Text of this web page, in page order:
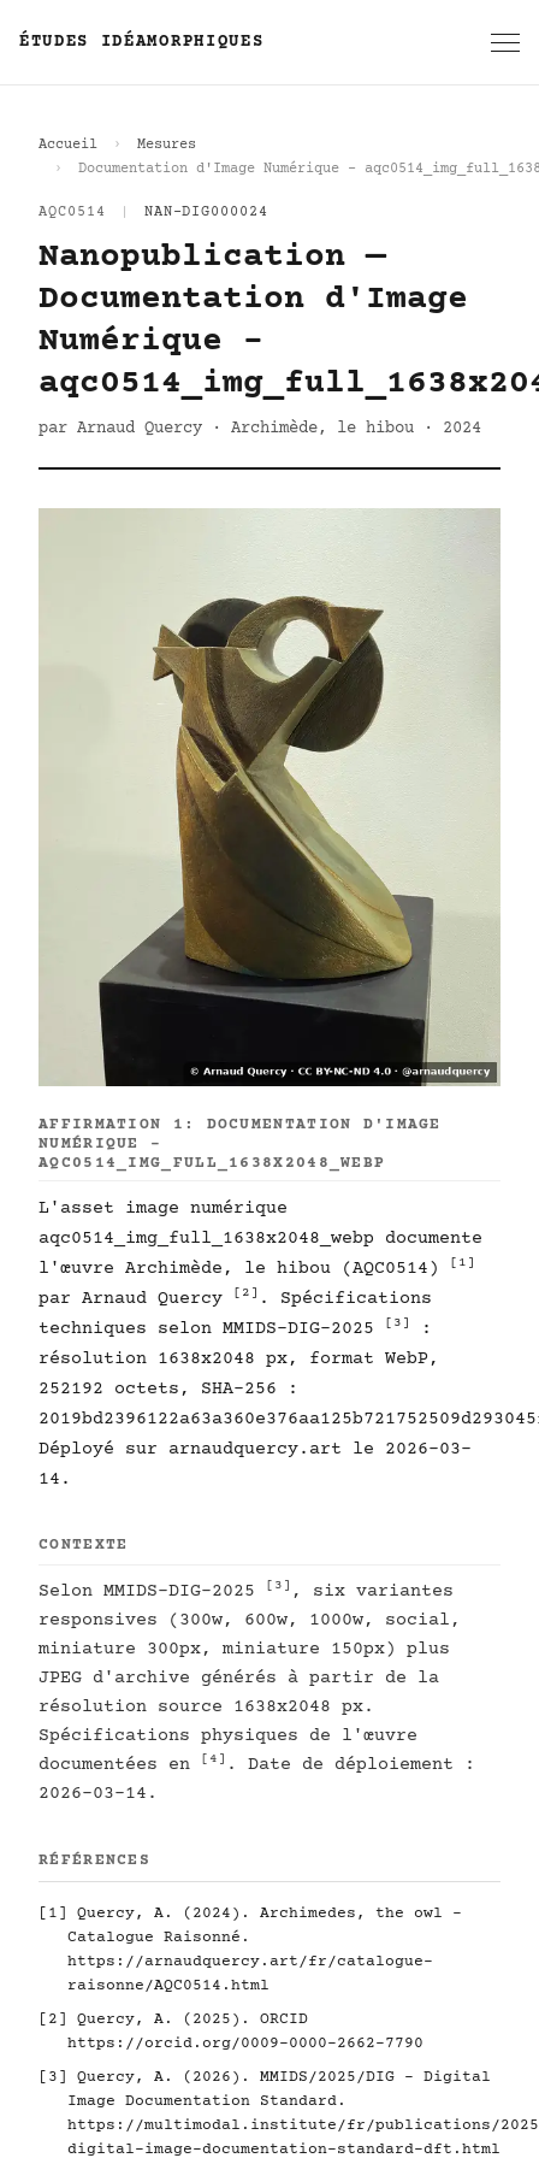
ÉTUDES IDÉAMORPHIQUES
Accueil
Mesures
Documentation d'Image Numérique -
AQC0514 NAN-DIG000024
Nanopublication —
Documentation d'Image
Numérique -
par Arnaud Quercy · Archimède, le hibou · 2024
AFFIRMATION 1: DOCUMENTATION D'IMAGE
NUMÉRIQUE -
AQC0514_IMG_FULL_1638X2048_WEBP
L'asset image numérique
aqc0514_img_full_1638x2048_webp documente
l'œuvre Archimède, le hibou (AQC0514)
[1]
par Arnaud Quercy [2] . Spécifications
techniques selon MMIDS-DIG-2025
[3]
:
résolution 1638x2048 px, format WebP,
252192 octets, SHA-256 :
Déployé sur arnaudquercy.art le 2026-03-
14.
CONTEXTE
Selon MMIDS-DIG-2025 [3] , six variantes
responsives (300w, 600w, 1000w, social,
miniature 300px, miniature 150px) plus
JPEG d'archive générés à partir de la
résolution source 1638x2048 px.
Spécifications physiques de l'œuvre
documentées en
[4] . Date de déploiement :
2026-03-14.
RÉFÉRENCES
[1]
Quercy, A. (2024). Archimedes, the owl -
Catalogue Raisonné.
https://arnaudquercy.art/fr/catalogue-
raisonne/AQC0514.html
[2]
Quercy, A. (2025). ORCID
https://orcid.org/0009-0000-2662-7790
[3]
Quercy, A. (2026). MMIDS/2025/DIG - Digital
Image Documentation Standard.
https://multimodal.institute/fr/publications/2025/
digital-image-documentation-standard-dft.html